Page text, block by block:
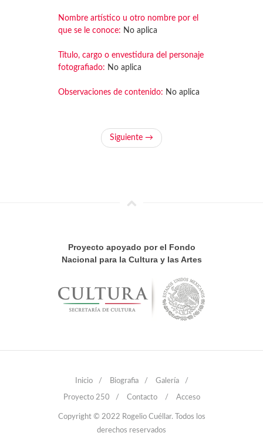
Nombre artístico u otro nombre por el
que se le conoce: No aplica
Título, cargo o envestidura del personaje
fotografiado: No aplica
Observaciones de contenido: No aplica
Siguiente →
Proyecto apoyado por el Fondo
Nacional para la Cultura y las Artes
Inicio / Biografia / Galería /
Proyecto 250 / Contacto / Acceso
Copyright © 2022 Rogelio Cuéllar. Todos los
derechos reservados